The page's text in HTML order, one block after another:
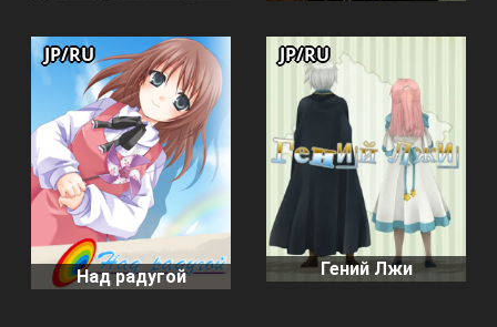
Над радугой
JP/RU
Гений Лжи
JP/RU